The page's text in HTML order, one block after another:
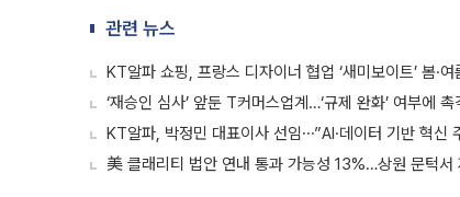
관련 뉴스
KT알파 쇼핑, 프랑스 디자이너 협업 ‘새미보이트’ 봄·
‘재승인 심사’ 앞둔 T커머스업계…‘규제 완화’ 여부에 촉
KT알파, 박정민 대표이사 선임⋯”AI·데이터 기반 혁신
美 클래리티 법안 연내 통과 가능성 13%…상원 문턱서